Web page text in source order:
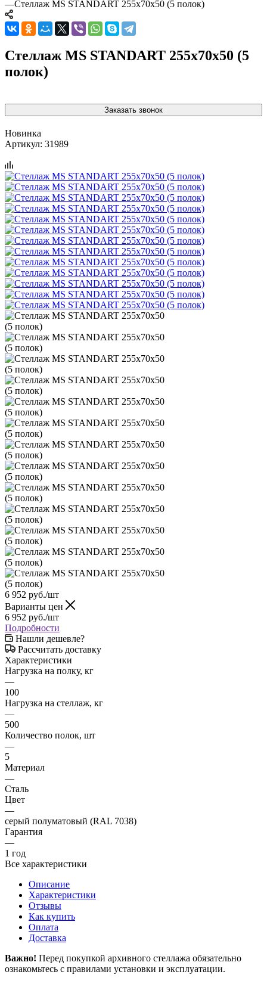
—Стеллаж MS STANDART 255х70х50 (5 полок)
Стеллаж MS STANDART 255х70х50 (5
полок)
Заказать звонок
Новинка
Артикул: 31989
6 952 руб./шт
Варианты цен
6 952 руб./шт
Подробности
Нашли дешевле?
Рассчитать доставку
Характеристики
Нагрузка на полку, кг
—
100
Нагрузка на стеллаж, кг
—
500
Количество полок, шт
—
5
Материал
—
Сталь
Цвет
—
серый полуматовый (RAL 7038)
Гарантия
—
1 год
Все характеристики
Описание
Характеристики
Отзывы
Как купить
Оплата
Доставка
Важно! Перед покупкой архивного стеллажа обязательно
ознакомьтесь с правилами установки и эксплуатации.